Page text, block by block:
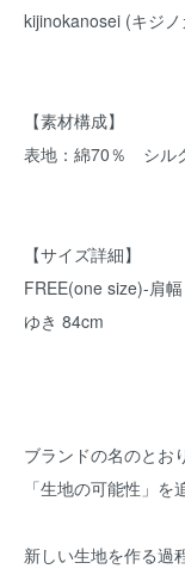
kijinokanosei (キジ
【素材構成】
表地：綿70％ シル
【サイズ詳細】
FREE(one size)-肩
ゆき 84cm
ブランドの名のとおり
「生地の可能性」を
新しい生地を作る過